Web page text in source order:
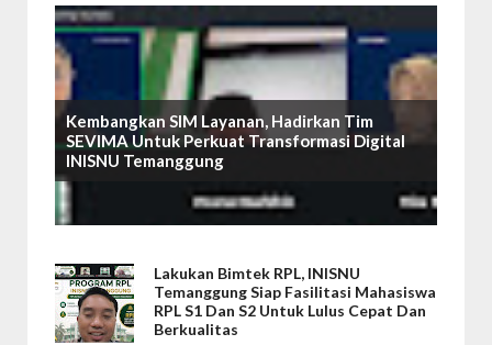
Kembangkan SIM Layanan, Hadirkan Tim
SEVIMA Untuk Perkuat Transformasi Digital
INISNU Temanggung
Lakukan Bimtek RPL, INISNU
Temanggung Siap Fasilitasi Mahasiswa
RPL S1 Dan S2 Untuk Lulus Cepat Dan
Berkualitas